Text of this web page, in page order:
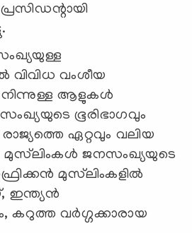
വിവിധ വംശീയ
നിന്നുള്ള ആളുകൾ
ഭൂരിഭാഗവും
രാജ്യത്തെ ഏറ്റവും വലിയ
ജനസംഖ്യയുടെ
മുസ്‌ലിംകളിൽ
ഇന്ത്യൻ
കറുത്ത വർഗ്ഗക്കാരായ